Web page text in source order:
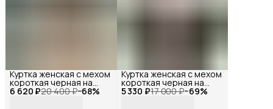
6 620 ₽20 400 ₽−68%
Куртка женская с мехом
короткая черная на
молнии, Reversal, YDP- 5 330 ₽17 000 ₽−69%
Куртка женская с мехом
короткая черная на
молнии, Reversal, YD-